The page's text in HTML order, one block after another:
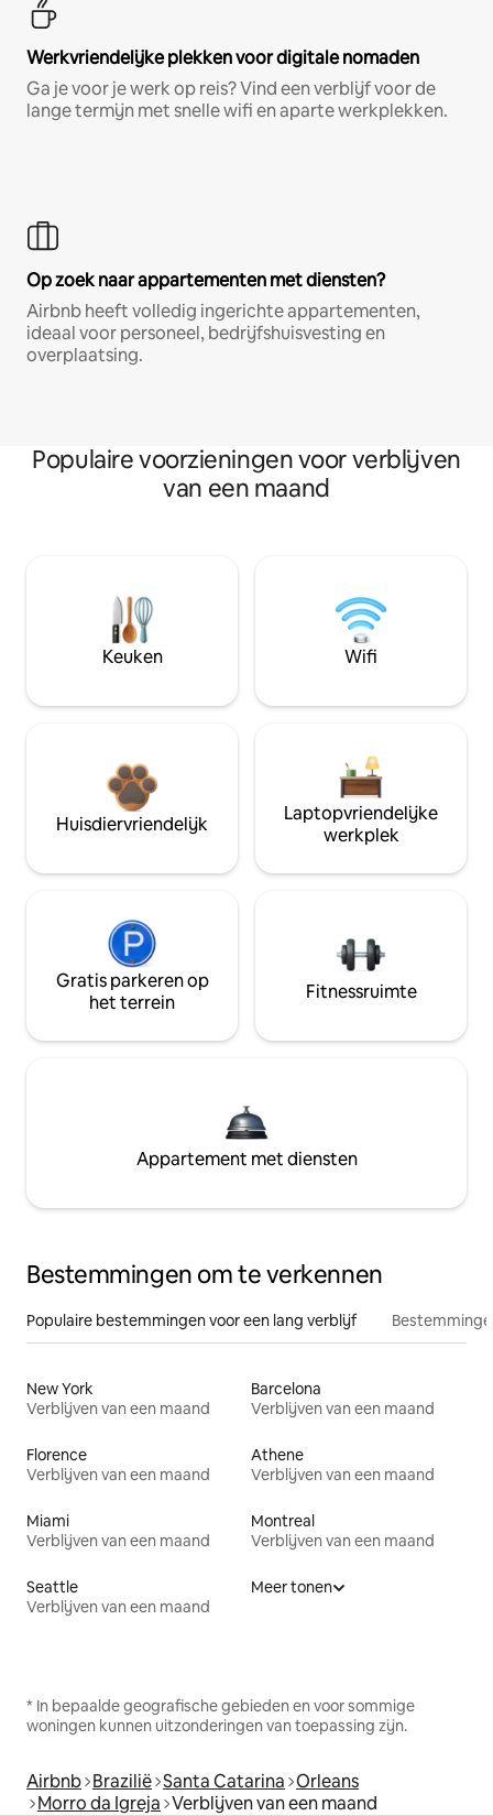
Werkvriendelijke plekken voor digitale nomaden
Ga je voor je werk op reis? Vind een verblijf voor de
lange termijn met snelle wifi en aparte werkplekken.
Op zoek naar appartementen met diensten?
Airbnb heeft volledig ingerichte appartementen,
ideaal voor personeel, bedrijfshuisvesting en
overplaatsing.
Populaire voorzieningen voor verblijven
van een maand
Keuken Wifi
Huisdiervriendelijk
Laptopvriendelijke
werkplek
Gratis parkeren op
het terrein
Fitnessruimte
Appartement met diensten
Bestemmingen om te verkennen
Populaire bestemmingen voor een lang verblijf
New York
Verblijven van een maand
Barcelona
Verblijven van een maand
Florence
Verblijven van een maand
Athene
Verblijven van een maand
Miami
Verblijven van een maand
Montreal
Verblijven van een maand
Seattle
Verblijven van een maand
Meer tonen
* In bepaalde geografische gebieden en voor sommige
woningen kunnen uitzonderingen van toepassing zijn.
Airbnb Brazilië Santa Catarina Orleans
Morro da Igreja Verblijven van een maand